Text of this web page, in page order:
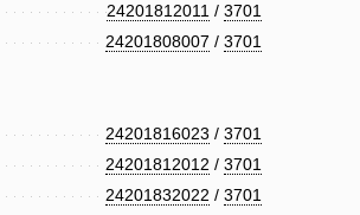
24201812011 / 3701
24201808007 / 3701
24201816023 / 3701
24201812012 / 3701
24201832022 / 3701